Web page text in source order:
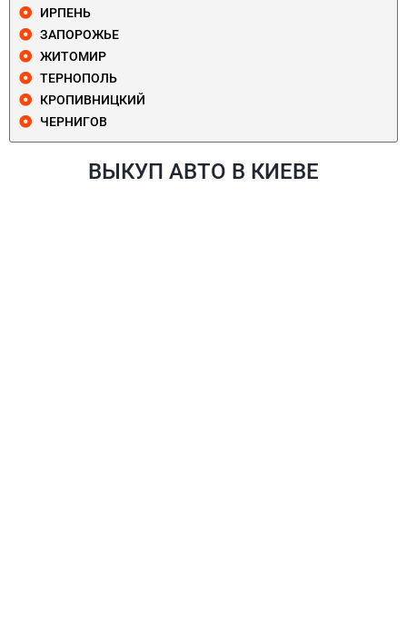
ИРПЕНЬ
ЗАПОРОЖЬЕ
ЖИТОМИР
ТЕРНОПОЛЬ
КРОПИВНИЦКИЙ
ЧЕРНИГОВ
ВЫКУП АВТО В КИЕВЕ